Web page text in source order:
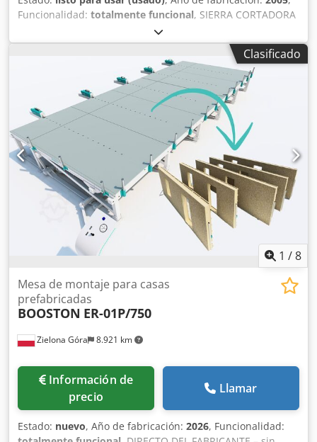
Funcionalidad: totalmente funcional, SIERRA CORTADORA
GIRATORIA RANDEK Dkedpfx Ajvryhgohysr
Clasificado
1 /8
Zielona Góra 8.921 km
Mesa de montaje para casas
prefabricadas
BOOSTON ER-01P/750
Información de
precio
Llamar
Estado: nuevo, Año de fabricación: 2026, Funcionalidad: